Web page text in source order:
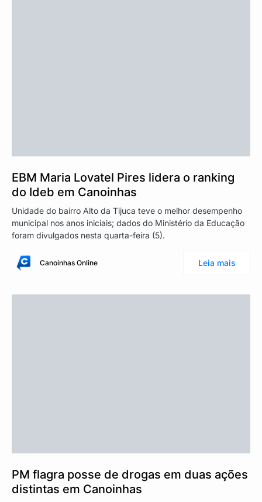
EBM Maria Lovatel Pires lidera o ranking
do Ideb em Canoinhas
Unidade do bairro Alto da Tijuca teve o melhor desempenho
municipal nos anos iniciais; dados do Ministério da Educação
foram divulgados nesta quarta-feira (5).
Canoinhas Online Leia mais
PM flagra posse de drogas em duas ações
distintas em Canoinhas